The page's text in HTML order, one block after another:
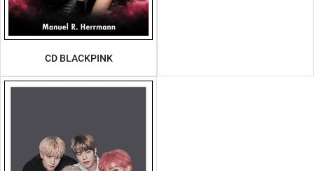
CD BLACKPINK